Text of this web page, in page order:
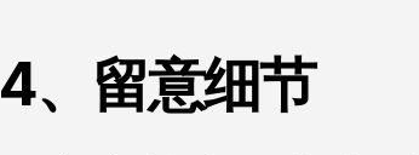
4、留意细节